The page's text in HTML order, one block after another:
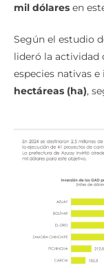
mil dólares en
Según el estudio
lideró la actividad
especies nativas
hectáreas (ha),